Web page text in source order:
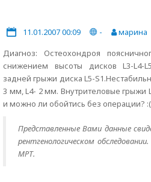
11.01.2007 00:09 -
марина
Диагноз: Остеохондроя
снижением высоты дисков L3-L4-
задней грыжи диска L5-
3 мм, L4- 2 мм. Внутрителовые грыжи
и можно ли обойтись без операции? :(
Представленные Вами данные
рентгенологическом
МРТ.